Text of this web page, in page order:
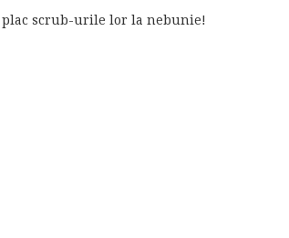
scrub-urile lor la nebunie!